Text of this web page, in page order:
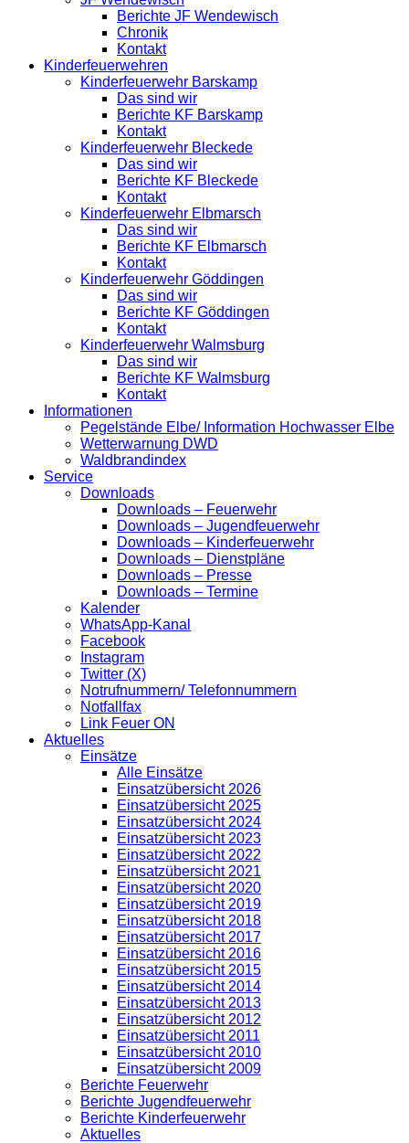
Berichte JF Wendewisch
Chronik
Kontakt
Kinderfeuerwehren
Kinderfeuerwehr Barskamp
Das sind wir
Berichte KF Barskamp
Kontakt
Kinderfeuerwehr Bleckede
Das sind wir
Berichte KF Bleckede
Kontakt
Kinderfeuerwehr Elbmarsch
Das sind wir
Berichte KF Elbmarsch
Kontakt
Kinderfeuerwehr Göddingen
Das sind wir
Berichte KF Göddingen
Kontakt
Kinderfeuerwehr Walmsburg
Das sind wir
Berichte KF Walmsburg
Kontakt
Informationen
Pegelstände Elbe/ Information Hochwasser Elbe
Wetterwarnung DWD
Waldbrandindex
Service
Downloads
Downloads – Feuerwehr
Downloads – Jugendfeuerwehr
Downloads – Kinderfeuerwehr
Downloads – Dienstpläne
Downloads – Presse
Downloads – Termine
Kalender
WhatsApp-Kanal
Facebook
Instagram
Twitter (X)
Notrufnummern/ Telefonnummern
Notfallfax
Link Feuer ON
Aktuelles
Einsätze
Alle Einsätze
Einsatzübersicht 2026
Einsatzübersicht 2025
Einsatzübersicht 2024
Einsatzübersicht 2023
Einsatzübersicht 2022
Einsatzübersicht 2021
Einsatzübersicht 2020
Einsatzübersicht 2019
Einsatzübersicht 2018
Einsatzübersicht 2017
Einsatzübersicht 2016
Einsatzübersicht 2015
Einsatzübersicht 2014
Einsatzübersicht 2013
Einsatzübersicht 2012
Einsatzübersicht 2011
Einsatzübersicht 2010
Einsatzübersicht 2009
Berichte Feuerwehr
Berichte Jugendfeuerwehr
Berichte Kinderfeuerwehr
Aktuelles